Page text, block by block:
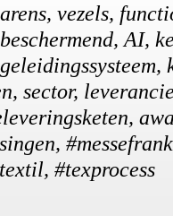
vezels,
AI,
sector,
#texprocess